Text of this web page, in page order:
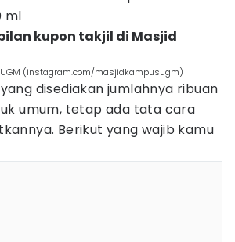
ml
kupon takjil di Masjid
(instagram.com/masjidkampusugm)
disediakan jumlahnya ribuan
umum, tetap ada tata cara
Berikut yang wajib kamu